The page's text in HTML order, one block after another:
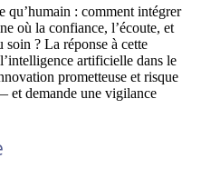
qu’humain : comment intégrer
où la confiance, l’écoute, et
soin ? La réponse à cette
artificielle dans le
prometteuse et risque
et demande une vigilance